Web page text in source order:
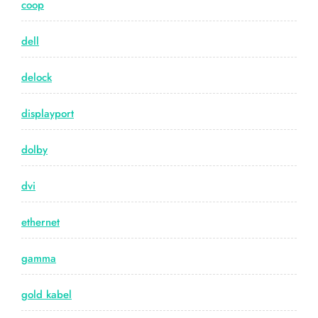
coop
dell
delock
displayport
dolby
dvi
ethernet
gamma
gold kabel